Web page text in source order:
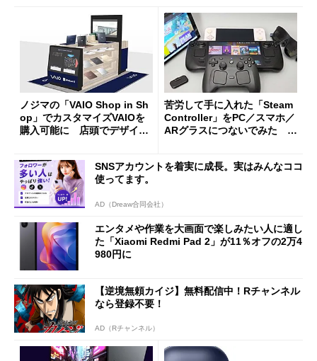
ノジマの「VAIO Shop in Sh
op」でカスタマイズVAIOを
購入可能に 店頭でデザイン
苦労して手に入れた「Steam
Controller」をPC／スマホ／
ARグラスにつないでみた ゲ
SNSアカウントを着実に成長。実はみんなココ
使ってます。
AD（Dreaw合同会社）
エンタメや作業を大画面で楽しみたい人に適し
た「Xiaomi Redmi Pad 2」が11％オフの2万4
980円に
【逆境無頼カイジ】無料配信中！Rチャンネル
なら登録不要！
AD（Rチャンネル）